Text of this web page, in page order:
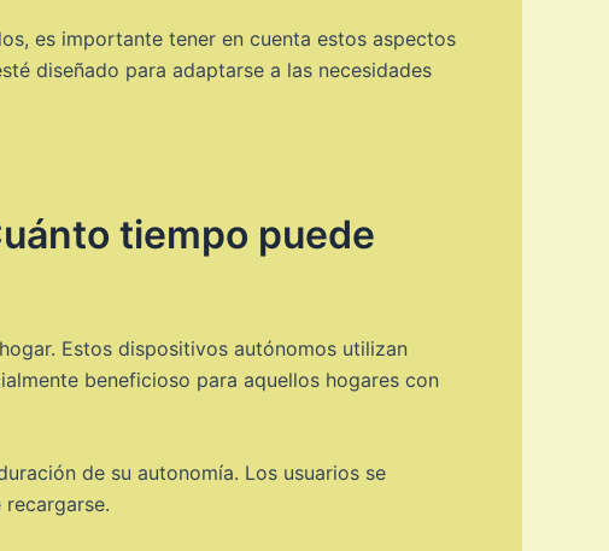
es importante tener en cuenta estos aspectos
diseñado para adaptarse a las necesidades
tiempo puede
Estos dispositivos autónomos utilizan
beneficioso para aquellos hogares con
de su autonomía. Los usuarios se